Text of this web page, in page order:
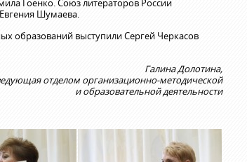
Гоенко. Союз литераторов России
Шумаева.
образований выступили Сергей Черкасов
Галина Долотина,
отделом организационно-методической
и образовательной деятельности